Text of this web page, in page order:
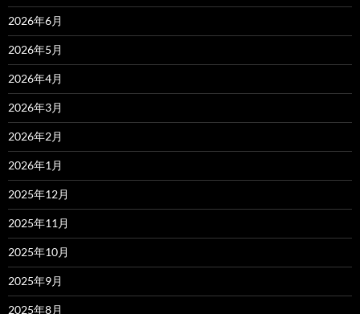
2026年6月
2026年5月
2026年4月
2026年3月
2026年2月
2026年1月
2025年12月
2025年11月
2025年10月
2025年9月
2025年8月